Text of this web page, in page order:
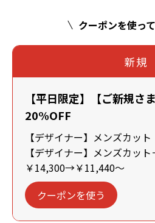
クーポンを使っ
新規
【平日限定】【ご新規さ
20%OFF
【デザイナー】メンズカッ
【デザイナー】メンズカッ
￥14,300→￥11,440～
クーポンを使う